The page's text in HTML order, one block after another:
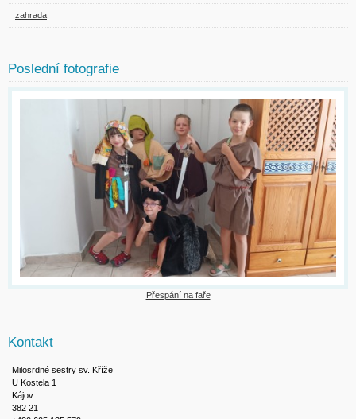
zahrada
Poslední fotografie
Přespání na faře
Kontakt
Milosrdné sestry sv. Kříže
U Kostela 1
Kájov
382 21